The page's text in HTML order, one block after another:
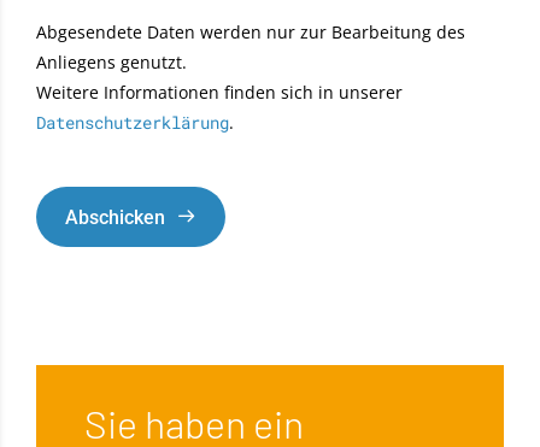
Abgesendete Daten werden nur zur Bearbeitung des
Anliegens genutzt.
Weitere Informationen finden sich in unserer
Datenschutzerklärung.
Abschicken
Sie haben ein